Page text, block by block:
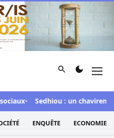
et d'investigation
Rechercher
Sedhiou : un chavirement
ENQUÊTE ECONOMIE